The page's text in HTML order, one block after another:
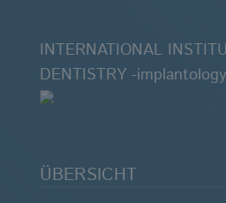
INTERNATIONAL
DENTISTRY -
ÜBERSICHT